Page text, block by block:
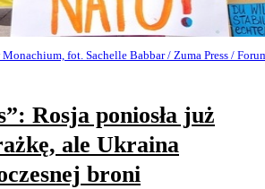
fot. Sachelle Babbar / Zuma Press /
Rosja poniosła już
ale Ukraina
broni